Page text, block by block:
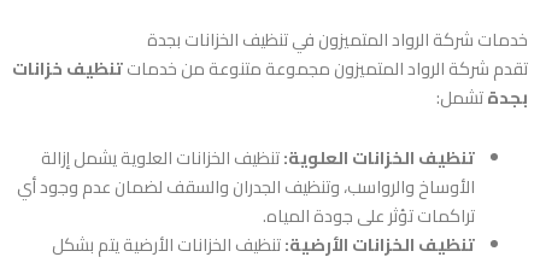
خدمات شركة الرواد المتميزون في تنظيف الخزانات بجدة
تقدم شركة الرواد المتميزون مجموعة متنوعة من خدماتتنظيف خزانات
بجدةتشمل:
تنظيف الخزانات العلوية:تنظيف الخزانات العلوية يشمل إزالة
الأوساخ والرواسب، وتنظيف الجدران والسقف لضمان عدم وجود أي
تراكمات تؤثر على جودة المياه.
تنظيف الخزانات الأرضية:تنظيف الخزانات الأرضية يتم بشكل